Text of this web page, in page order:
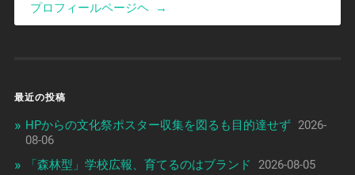
プロフィールページヘ
→
最近の投稿
HPからの文化祭ポスター収集を図るも目的達せず 2026-
08-06
「森林型」学校広報、育てるのはブランド
2026-08-05